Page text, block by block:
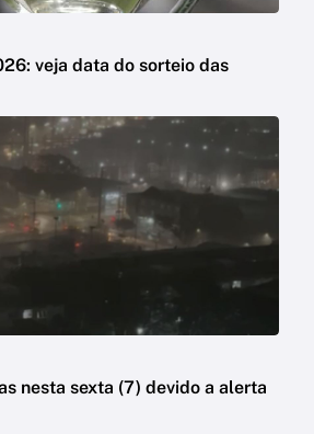
veja data do sorteio das
nesta sexta (7) devido a alerta